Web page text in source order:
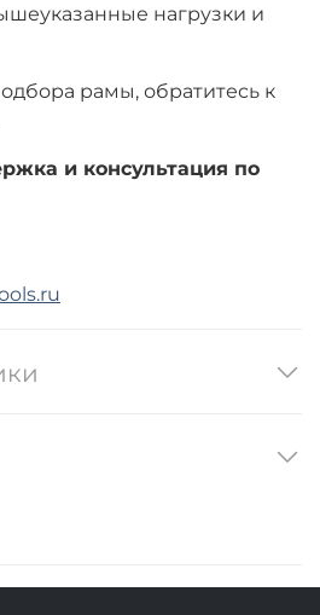
нагрузки и
рамы, обратитесь к
и консультация по